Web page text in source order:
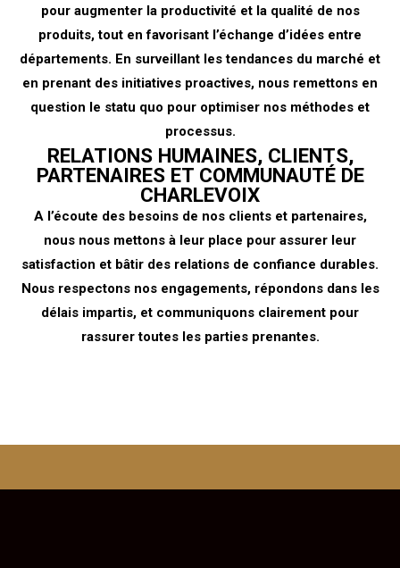
pour augmenter la productivité et la qualité de nos
produits, tout en favorisant l’échange d’idées entre
départements. En surveillant les tendances du marché et
en prenant des initiatives proactives, nous remettons en
question le statu quo pour optimiser nos méthodes et
processus.
RELATIONS HUMAINES, CLIENTS,
PARTENAIRES ET COMMUNAUTÉ DE
CHARLEVOIX
A l’écoute des besoins de nos clients et partenaires,
nous nous mettons à leur place pour assurer leur
satisfaction et bâtir des relations de confiance durables.
Nous respectons nos engagements, répondons dans les
délais impartis, et communiquons clairement pour
rassurer toutes les parties prenantes.